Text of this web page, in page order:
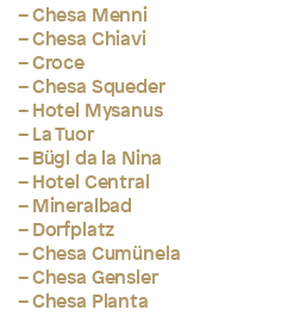
– Chesa Menni
– Chesa Chiavi
– Croce
– Chesa Squeder
– Hotel Mysanus
– La Tuor
– Bügl da la Nina
– Hotel Central
– Mineralbad
– Dorfplatz
– Chesa Cumünela
– Chesa Gensler
– Chesa Planta